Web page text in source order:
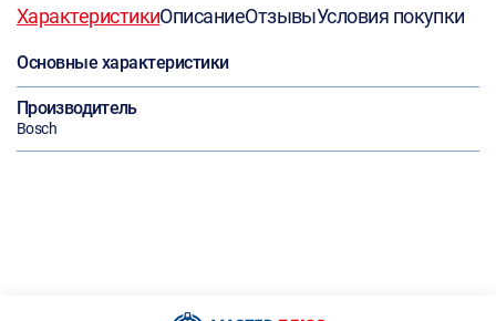
ХарактеристикиОписаниеОтзывыУсловия покупки
Основные характеристики
Производитель
Bosch